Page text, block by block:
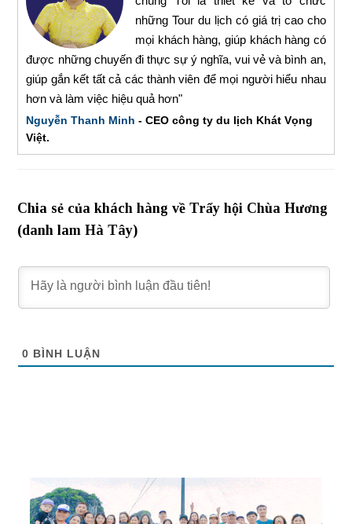
những Tour du lịch có giá trị cao cho
mọi khách hàng, giúp khách hàng có
được những chuyến đi thực sự ý nghĩa, vui vẻ và bình an,
giúp gắn kết tất cả các thành viên để mọi người hiểu nhau
hơn và làm việc hiệu quả hơn"
Nguyễn Thanh Minh - CEO công ty du lịch Khát Vọng
Việt.
Chia sẻ của khách hàng về Trẩy hội Chùa Hương
(danh lam Hà Tây)
0 BÌNH LUẬN